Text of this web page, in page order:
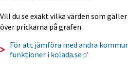
Vill du se exakt vilka värden som
över prickarna på grafen.
För att jämföra med andra
funktioner i kolada.se
Länk till